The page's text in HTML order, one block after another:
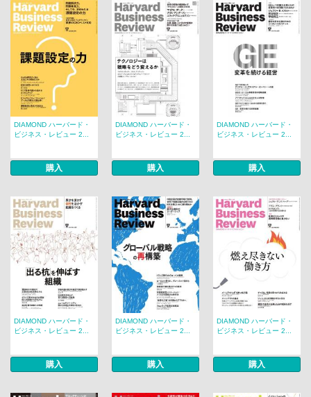
DIAMOND ハーバード・
ビジネス・レビュー 2...
購入
DIAMOND ハーバード・
ビジネス・レビュー 2...
購入
DIAMOND ハーバード・
ビジネス・レビュー 2...
購入
DIAMOND ハーバード・
ビジネス・レビュー 2...
購入
DIAMOND ハーバード・
ビジネス・レビュー 2...
購入
DIAMOND ハーバード・
ビジネス・レビュー 2...
購入